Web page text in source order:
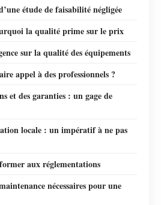
étude de faisabilité négligée
la qualité prime sur le prix
sur la qualité des équipements
appel à des professionnels ?
et des garanties : un gage de
locale : un impératif à ne pas
aux réglementations
nécessaires pour une